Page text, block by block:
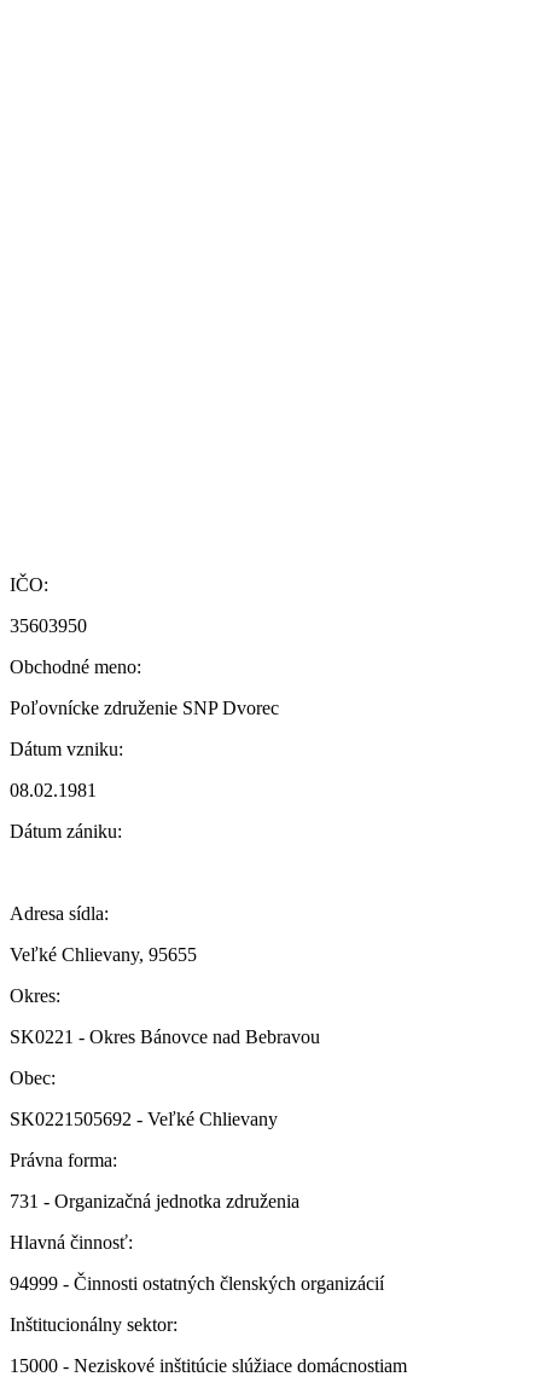
IČO:
35603950
Obchodné meno:
Poľovnícke združenie SNP Dvorec
Dátum vzniku:
08.02.1981
Dátum zániku:
Adresa sídla:
Veľké Chlievany, 95655
Okres:
SK0221 - Okres Bánovce nad Bebravou
Obec:
SK0221505692 - Veľké Chlievany
Právna forma:
731 - Organizačná jednotka združenia
Hlavná činnosť:
94999 - Činnosti ostatných členských organizácií
Inštitucionálny sektor:
15000 - Neziskové inštitúcie slúžiace domácnostiam